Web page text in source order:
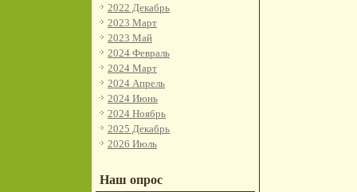
2022 Декабрь
2023 Март
2023 Май
2024 Февраль
2024 Март
2024 Апрель
2024 Июнь
2024 Ноябрь
2025 Декабрь
2026 Июль
Наш опрос